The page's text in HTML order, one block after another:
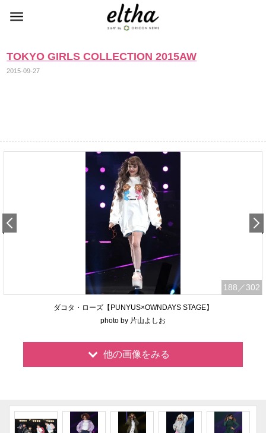
TOKYO GIRLS COLLECTION 2015AW
2015-09-27
188 ／302
ダコタ・ローズ【PUNYUS×OWNDAYS STAGE】
photo by 片山よしお
他の画像をみる